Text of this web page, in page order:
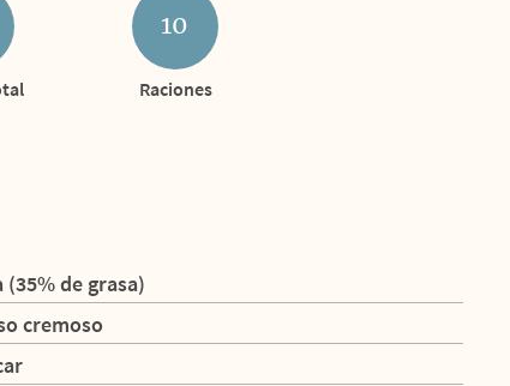
10
Raciones
(35% de grasa)
cremoso